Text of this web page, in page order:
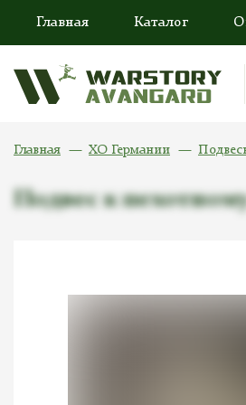
Главная Каталог
Главная ХО Германии
Подвес к